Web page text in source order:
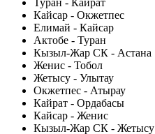
Туран - Кайрат
Кайсар - Окжетпес
Елимай - Кайсар
Актобе - Туран
Кызыл-Жар СК - Астана
Женис - Тобол
Жетысу - Улытау
Окжетпес - Атырау
Кайрат - Ордабасы
Кайсар - Женис
Кызыл-Жар СК - Жетысу